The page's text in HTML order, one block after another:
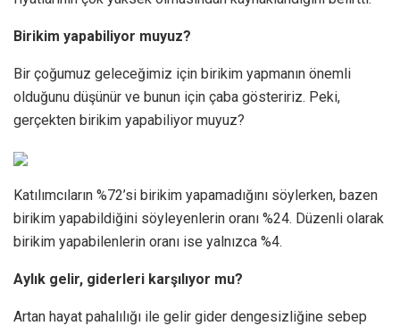
Birikim yapabiliyor muyuz?
Bir çoğumuz geleceğimiz için birikim yapmanın önemli
olduğunu düşünür ve bunun için çaba gösteririz. Peki,
gerçekten birikim yapabiliyor muyuz?
Katılımcıların %72’si birikim yapamadığını söylerken, bazen
birikim yapabildiğini söyleyenlerin oranı %24. Düzenli olarak
birikim yapabilenlerin oranı ise yalnızca %4.
Aylık gelir, giderleri karşılıyor mu?
Artan hayat pahalılığı ile gelir gider dengesizliğine sebep